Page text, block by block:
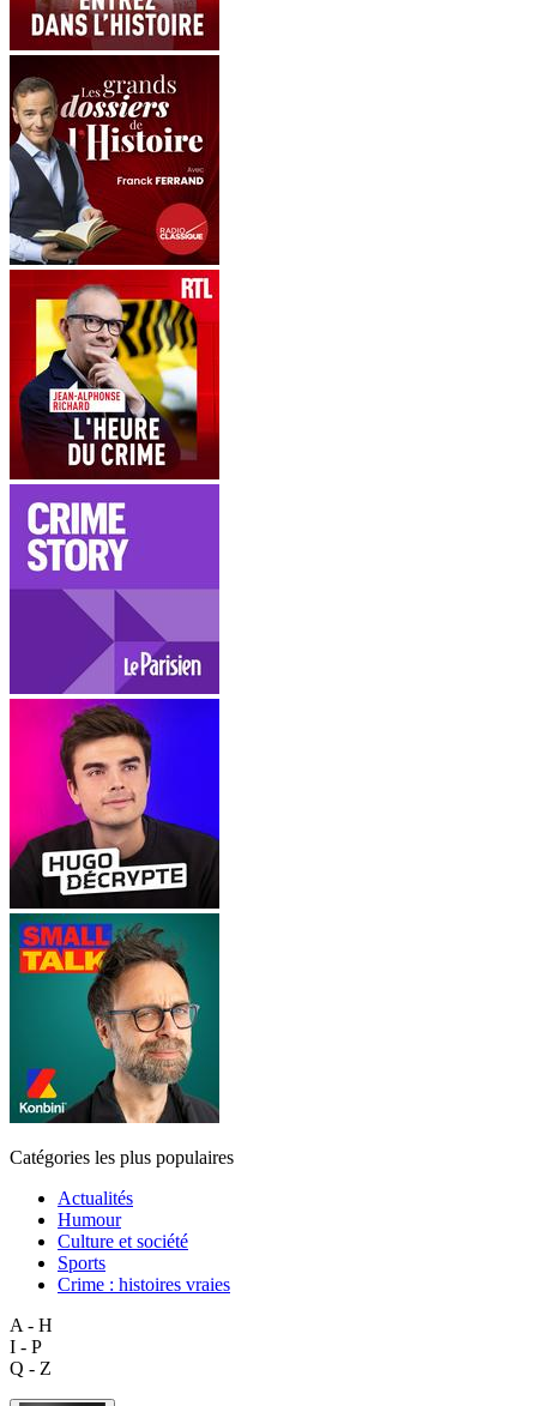
Catégories les plus populaires
Actualités
Humour
Culture et société
Sports
Crime : histoires vraies
A - H
I - P
Q - Z